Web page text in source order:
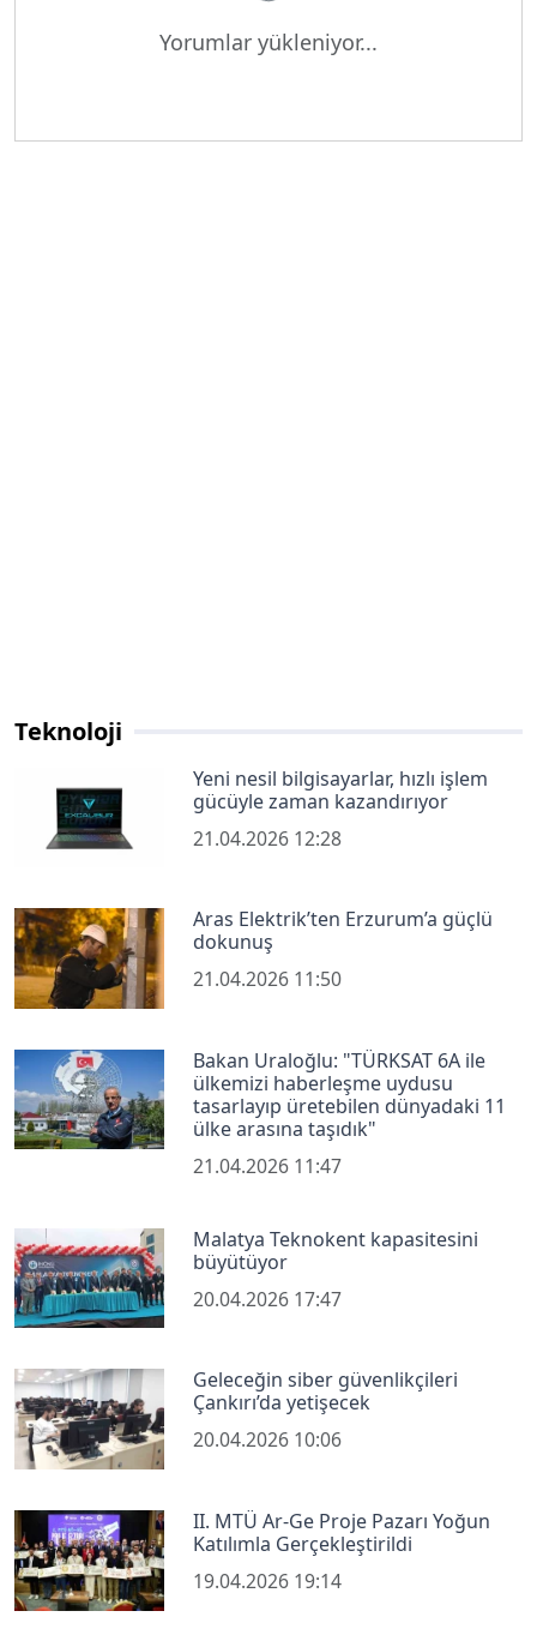
Yorumlar yükleniyor...
Teknoloji
Yeni nesil bilgisayarlar, hızlı işlem
gücüyle zaman kazandırıyor
21.04.2026 12:28
Aras Elektrik’ten Erzurum’a güçlü
dokunuş
21.04.2026 11:50
Bakan Uraloğlu: "TÜRKSAT 6A ile
ülkemizi haberleşme uydusu
tasarlayıp üretebilen dünyadaki 11
ülke arasına taşıdık"
21.04.2026 11:47
Malatya Teknokent kapasitesini
büyütüyor
20.04.2026 17:47
Geleceğin siber güvenlikçileri
Çankırı’da yetişecek
20.04.2026 10:06
II. MTÜ Ar-Ge Proje Pazarı Yoğun
Katılımla Gerçekleştirildi
19.04.2026 19:14